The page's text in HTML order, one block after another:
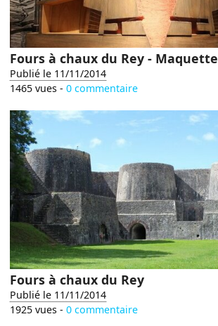
Fours à chaux du Rey - Maquette
Publié le 11/11/2014
1465 vues -0 commentaire
Fours à chaux du Rey
Publié le 11/11/2014
1925 vues -0 commentaire